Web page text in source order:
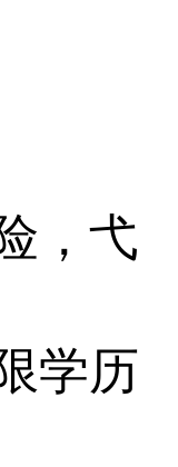
，弋
学历